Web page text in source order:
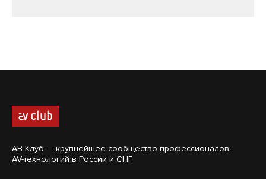
АВ Клуб — крупнейшее сообщество профессионалов
AV-технологий в России и СНГ